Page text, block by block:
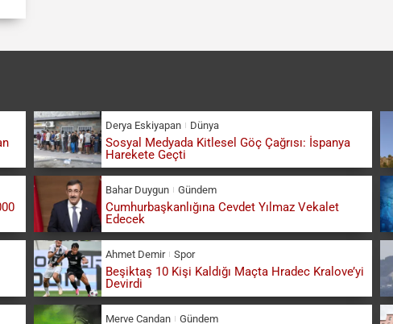
Derya Eskiyapan Dünya
Sosyal Medyada Kitlesel Göç Çağrısı: İspanya
Harekete Geçti
Bahar Duygun Gündem
Cumhurbaşkanlığına Cevdet Yılmaz Vekalet
Edecek
Ahmet Demir Spor
Beşiktaş 10 Kişi Kaldığı Maçta Hradec Kralove’yi
Devirdi
Merve Candan Gündem